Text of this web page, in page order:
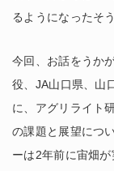
るようになったそう
今回、お話をうか
役、JA山口県、山
に、アグリライト
の課題と展望につ
ーは2年前に宙畑